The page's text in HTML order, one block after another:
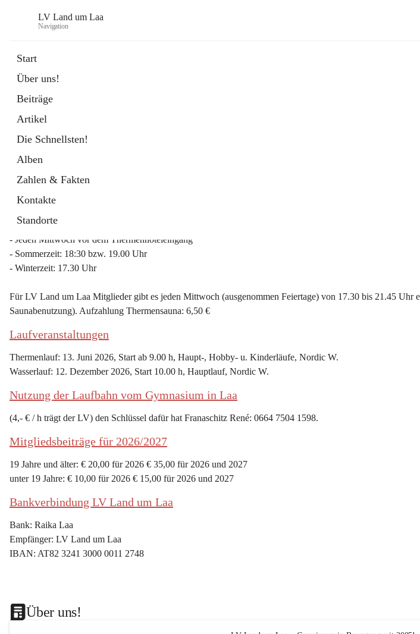
LV Land um Laa
Navigation
Start
Über uns!
Beiträge
Artikel
Die Schnellsten!
Alben
Zahlen & Fakten
Kontakte
Standorte
Mitgliederinfo 2026
Lauftreff
- Jeden Mittwoch vor dem Thermenhoteleingang
- Sommerzeit: 18:30 bzw. 19.00 Uhr
- Winterzeit: 17.30 Uhr
Für LV Land um Laa Mitglieder gibt es jeden Mittwoch (ausgenommen Feiertage) von 17.30 bis 21.45
Saunabenutzung). Aufzahlung Thermensauna: 6,50 €
Laufveranstaltungen
Thermenlauf: 13. Juni 2026, Start ab 9.00 h, Haupt-, Hobby- u. Kinderläufe, Nordic W.
Wasserlauf: 12. Dezember 2026, Start 10.00 h, Hauptlauf, Nordic W.
Nutzung der Laufbahn vom Gymnasium in Laa
(4,- € / h trägt der LV) den Schlüssel dafür hat Franaschitz René: 0664 7504 1598.
Mitgliedsbeiträge für 2026/2027
19 Jahre und älter: € 20,00 für 2026 € 35,00 für 2026 und 2027
unter 19 Jahre: € 10,00 für 2026 € 15,00 für 2026 und 2027
Bankverbindung LV Land um Laa
Bank: Raika Laa
Empfänger: LV Land um Laa
IBAN: AT82 3241 3000 0011 2748
Über uns!